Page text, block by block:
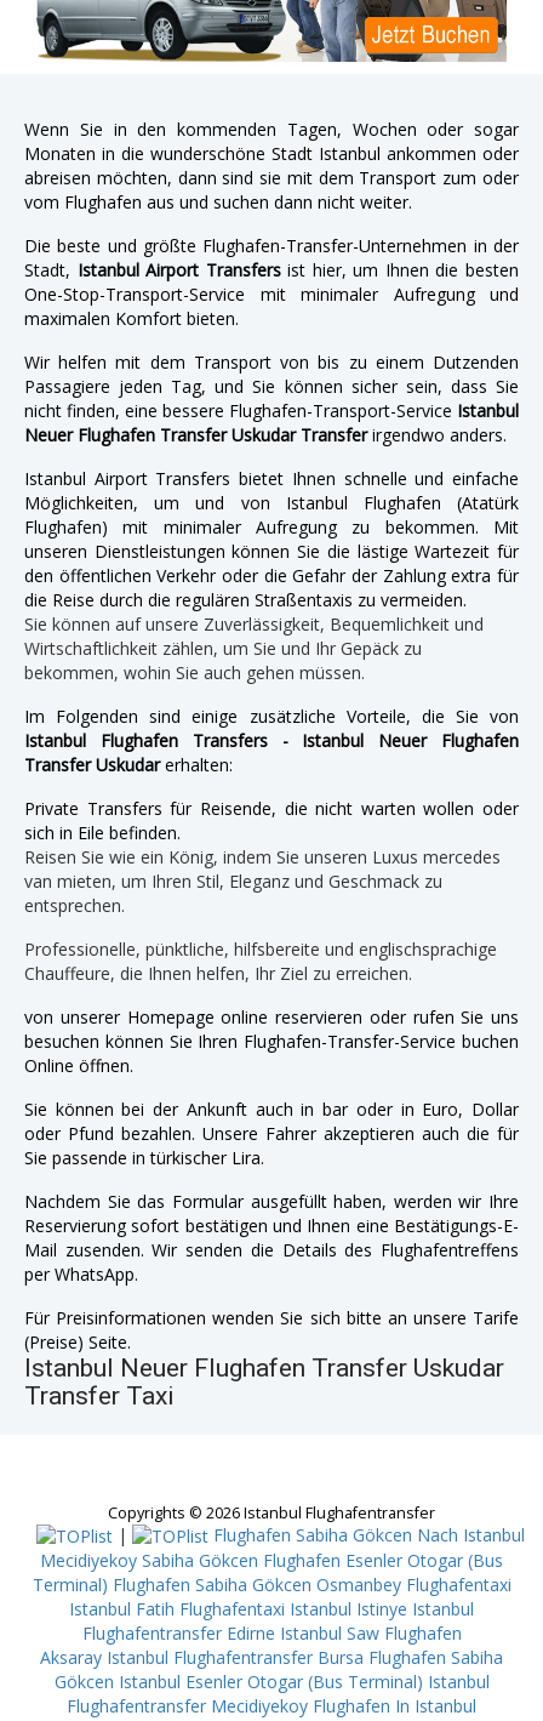
Wenn Sie in den kommenden Tagen, Wochen oder sogar
Monaten in die wunderschöne Stadt Istanbul ankommen oder
abreisen möchten, dann sind sie mit dem Transport zum oder
vom Flughafen aus und suchen dann nicht weiter.
Die beste und größte Flughafen-Transfer-Unternehmen in der
Stadt, Istanbul Airport Transfersist hier, um Ihnen die besten
One-Stop-Transport-Service mit minimaler Aufregung und
maximalen Komfort bieten.
Wir helfen mit dem Transport von bis zu einem Dutzenden
Passagiere jeden Tag, und Sie können sicher sein, dass Sie
nicht finden, eine bessere Flughafen-Transport-Service Istanbul
Neuer Flughafen Transfer Uskudar Transferirgendwo anders.
Istanbul Airport Transfers bietet Ihnen schnelle und einfache
Möglichkeiten, um und von Istanbul Flughafen (Atatürk
Flughafen) mit minimaler Aufregung zu bekommen. Mit
unseren Dienstleistungen können Sie die lästige Wartezeit für
den öffentlichen Verkehr oder die Gefahr der Zahlung extra für
die Reise durch die regulären Straßentaxis zu vermeiden.
Sie können auf unsere Zuverlässigkeit, Bequemlichkeit und
Wirtschaftlichkeit zählen, um Sie und Ihr Gepäck zu
bekommen, wohin Sie auch gehen müssen.
Im Folgenden sind einige zusätzliche Vorteile, die Sie von
Istanbul Flughafen Transfers - Istanbul Neuer Flughafen
Transfer Uskudarerhalten:
Private Transfers für Reisende, die nicht warten wollen oder
sich in Eile befinden.
Reisen Sie wie ein König, indem Sie unseren Luxus mercedes
van mieten, um Ihren Stil, Eleganz und Geschmack zu
entsprechen.
Professionelle, pünktliche, hilfsbereite und englischsprachige
Chauffeure, die Ihnen helfen, Ihr Ziel zu erreichen.
von unserer Homepage online reservieren oder rufen Sie uns
besuchen können Sie Ihren Flughafen-Transfer-Service buchen
Online öffnen.
Sie können bei der Ankunft auch in bar oder in Euro, Dollar
oder Pfund bezahlen. Unsere Fahrer akzeptieren auch die für
Sie passende in türkischer Lira.
Nachdem Sie das Formular ausgefüllt haben, werden wir Ihre
Reservierung sofort bestätigen und Ihnen eine Bestätigungs-E-
Mail zusenden. Wir senden die Details des Flughafentreffens
per WhatsApp.
Für Preisinformationen wenden Sie sich bitte an unsere Tarife
(Preise) Seite.
Istanbul Neuer Flughafen Transfer Uskudar
Transfer Taxi
Copyrights © 2026 Istanbul Flughafentransfer
|
Flughafen Sabiha Gökcen Nach Istanbul
Mecidiyekoy Sabiha Gökcen Flughafen Esenler Otogar (Bus
Terminal) Flughafen Sabiha Gökcen Osmanbey Flughafentaxi
Istanbul Fatih Flughafentaxi Istanbul Istinye Istanbul
Flughafentransfer Edirne Istanbul Saw Flughafen
Aksaray Istanbul Flughafentransfer Bursa Flughafen Sabiha
Gökcen Istanbul Esenler Otogar (Bus Terminal) Istanbul
Flughafentransfer Mecidiyekoy Flughafen In Istanbul